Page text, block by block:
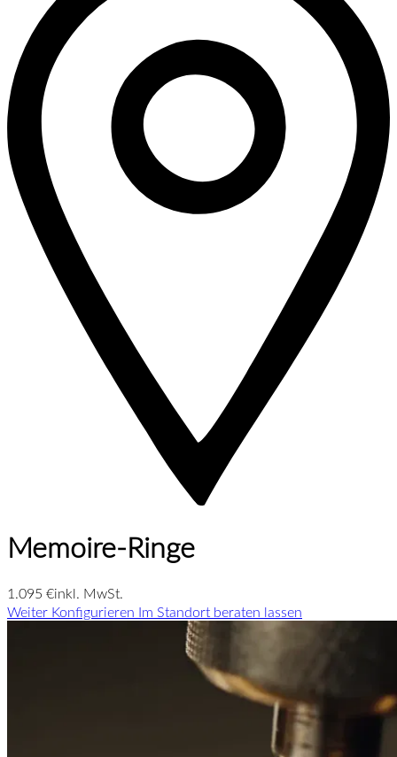
Memoire-Ringe
1.095 €inkl. MwSt.
Weiter Konfigurieren Im Standort beraten lassen